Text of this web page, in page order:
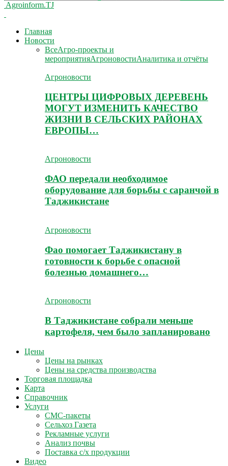
Agroinform.TJ
Главная
Новости
ВсеАгро-проекты и
мероприятияАгроновостиАналитика и отчёты
Агроновости
ЦЕНТРЫ ЦИФРОВЫХ ДЕРЕВЕНЬ
МОГУТ ИЗМЕНИТЬ КАЧЕСТВО
ЖИЗНИ В СЕЛЬСКИХ РАЙОНАХ
ЕВРОПЫ…
Агроновости
ФАО передали необходимое
оборудование для борьбы с саранчой в
Таджикистане
Агроновости
Фао помогает Таджикистану в
готовности к борьбе с опасной
болезнью домашнего…
Агроновости
В Таджикистане собрали меньше
картофеля, чем было запланировано
Цены
Цены на рынках
Цены на средства производства
Торговая площадка
Карта
Справочник
Услуги
СМС-пакеты
Сельхоз Газета
Рекламные услуги
Анализ почвы
Поставка с/х продукции
Видео